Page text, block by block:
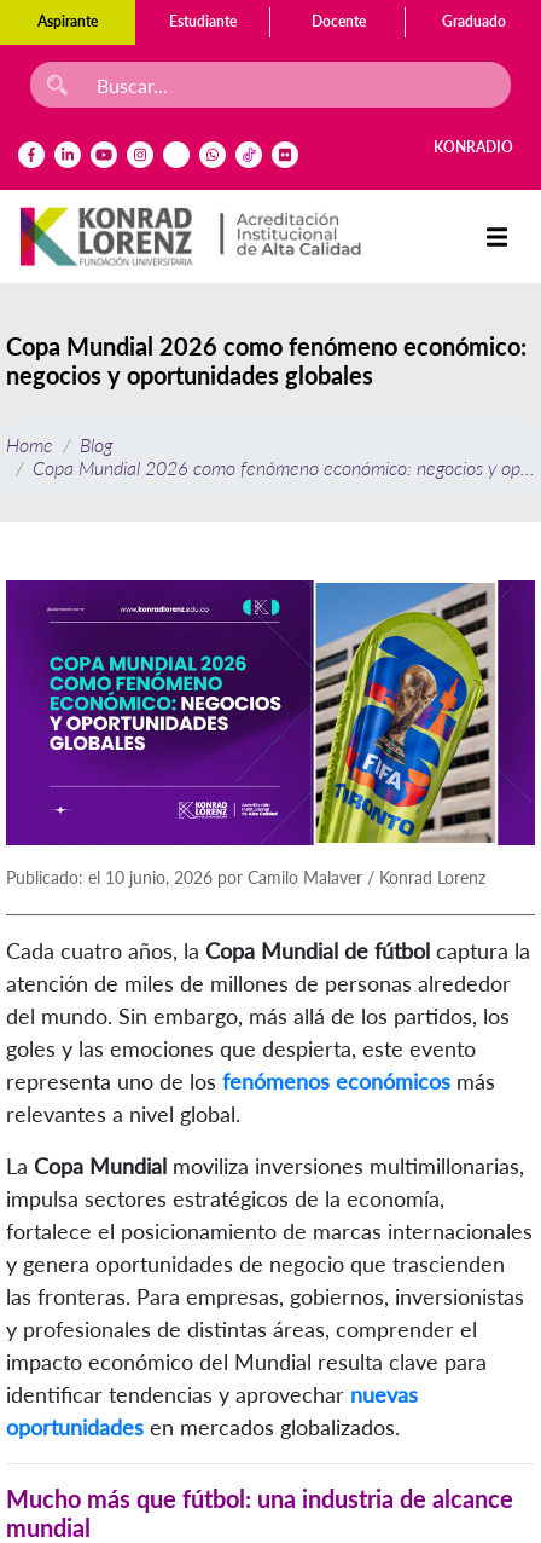
Aspirante Estudiante Docente Graduado
KONRADIO
Copa Mundial 2026 como fenómeno económico:
negocios y oportunidades globales
Home
Blog
Copa Mundial 2026 como fenómeno económico: negocios y
Publicado: el 10 junio, 2026 por Camilo Malaver / Konrad Lorenz
Cada cuatro años, la Copa Mundial de fútbol captura la
atención de miles de millones de personas alrededor
del mundo. Sin embargo, más allá de los partidos, los
goles y las emociones que despierta, este evento
representa uno de los fenómenos económicos más
relevantes a nivel global.
La Copa Mundial moviliza inversiones multimillonarias,
impulsa sectores estratégicos de la economía,
fortalece el posicionamiento de marcas internacionales
y genera oportunidades de negocio que trascienden
las fronteras. Para empresas, gobiernos, inversionistas
y profesionales de distintas áreas, comprender el
impacto económico del Mundial resulta clave para
identificar tendencias y aprovechar nuevas
oportunidades en mercados globalizados.
Mucho más que fútbol: una industria de alcance
mundial